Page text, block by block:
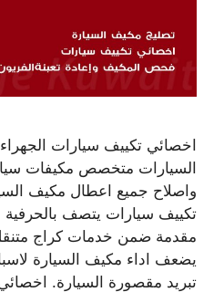
اخصائي تكييف سيارات
السيارات متخصص مكيفات
واصلاح جميع اعطال مكيف
تكييف سيارات يتصف بالحرفية
مقدمة ضمن خدمات كراج
يضعف اداء مكيف السيارة
تبريد مقصورة السيارة.